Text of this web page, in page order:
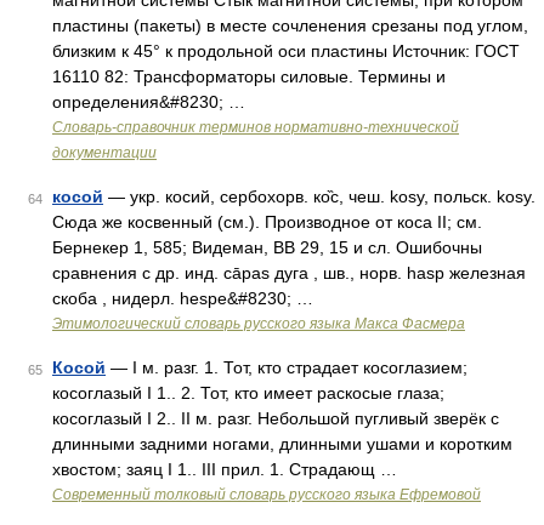
пластины (пакеты) в месте сочленения срезаны под углом,
близким к 45° к продольной оси пластины Источник: ГОСТ
16110 82: Трансформаторы силовые. Термины и
определения&#8230; …
Словарь-справочник терминов нормативно-технической
документации
64 косой — укр. косий, сербохорв. ко̏с, чеш. kosy, польск. kоsу.
Сюда же косвенный (см.). Производное от коса II; см.
Бернекер 1, 585; Видеман, ВВ 29, 15 и сл. Ошибочны
сравнения с др. инд. сāраs дуга , шв., норв. hasp железная
скоба , нидерл. hеsре&#8230; …
Этимологический словарь русского языка Макса Фасмера
65 Косой — I м. разг. 1. Тот, кто страдает косоглазием;
косоглазый I 1.. 2. Тот, кто имеет раскосые глаза;
косоглазый I 2.. II м. разг. Небольшой пугливый зверёк с
длинными задними ногами, длинными ушами и коротким
хвостом; заяц I 1.. III прил. 1. Страдающ …
Современный толковый словарь русского языка Ефремовой